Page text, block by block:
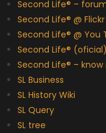
Second Life® –
Second Life® @ Flickr
Second Life® @ You
Second Life®
Second Life® – know
SL Business
SL History Wiki
SL Query
SL tree